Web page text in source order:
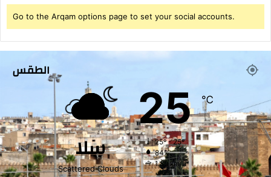
ا
ء
إ
ش
ه
ا
ه
س
ا
م
ز
ي
Go to the Arqam options page to set your social accounts.
الطقس
سلا
Scattered Clouds
25℃
25º - 25º
84%
1.89 km/h